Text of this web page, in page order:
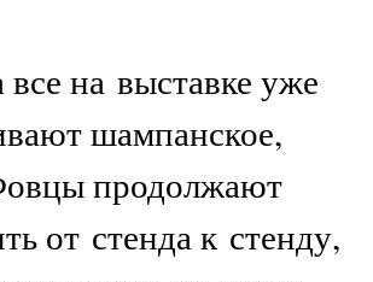
на выставке уже
шампанское,
продолжают
от стенда к стенду,